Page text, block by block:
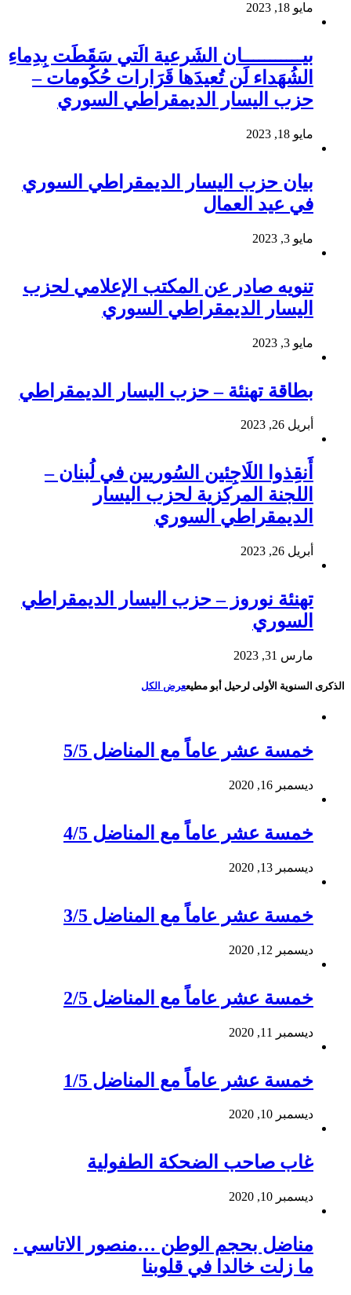
مايو 18, 2023
بيـــــــــــان الشَرعية الَتي سَقَطَت بِدِماءِ
الشُهَداء لَن تُعيدَها قَرَارات حُكُومات –
حزب اليسار الديمقراطي السوري
مايو 18, 2023
بيان حزب اليسار الديمقراطي السوري
في عيد العمال
مايو 3, 2023
تنويه صادر عن المكتب الإعلامي لحزب
اليسار الديمقراطي السوري
مايو 3, 2023
بطاقة تهنئة – حزب اليسار الديمقراطي
أبريل 26, 2023
أَنقِذوا اللَاجِئين السُوريين في لُبنان –
اللجنة المركزية لحزب اليسار
الديمقراطي السوري
أبريل 26, 2023
تهنئة نوروز – حزب اليسار الديمقراطي
السوري
مارس 31, 2023
الذكرى السنوية الأولى لرحيل أبو مطيععرض الكل
خمسة عشر عاماً مع المناضل 5/5
ديسمبر 16, 2020
خمسة عشر عاماً مع المناضل 4/5
ديسمبر 13, 2020
خمسة عشر عاماً مع المناضل 3/5
ديسمبر 12, 2020
خمسة عشر عاماً مع المناضل 2/5
ديسمبر 11, 2020
خمسة عشر عاماً مع المناضل 1/5
ديسمبر 10, 2020
غاب صاحب الضحكة الطفولية
ديسمبر 10, 2020
مناضل بحجم الوطن …منصور الاتاسي .
ما زلت خالدا في قلوبنا